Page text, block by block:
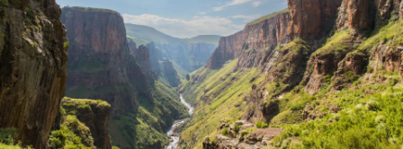
인프라
Remote 통합
HR을 워크플로에 매끄럽게 통합
플랫폼
팀을 위한 통합된 핵심 HR 기능
중견기업
맞춤형 HR 솔루션으로 팀 확장
엔터프라이즈
대기업을 위한 글로벌 HR
리서치 및 가이드
사례 연구
HR 용어집
체크리스트 및 템플릿
Deutsch
Español
Italiano
Português (Portugal)